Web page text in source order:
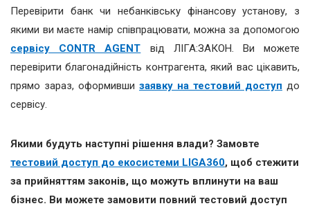
Перевірити банк чи небанківську фінансову установу, з
якими ви маєте намір співпрацювати, можна за допомогою
сервісу CONTR AGENT від ЛІГА:ЗАКОН. Ви можете
перевірити благонадійність контрагента, який вас цікавить,
прямо зараз, оформивши заявку на тестовий доступ до
сервісу.
Якими будуть наступні рішення влади? Замовте
тестовий доступ до екосистеми LIGA360, щоб стежити
за прийняттям законів, що можуть вплинути на ваш
бізнес. Ви можете замовити повний тестовий доступ